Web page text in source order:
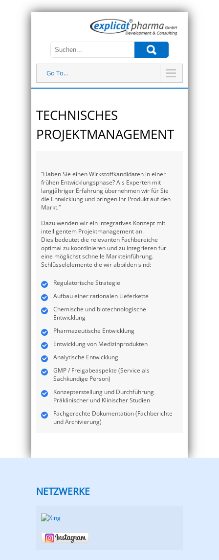
Go To...
TECHNISCHES
PROJEKTMANAGEMENT
“Haben Sie einen Wirkstoffkandidaten in einer
frühen Entwicklungsphase? Als Experten mit
langjähriger Erfahrung übernehmen wir für Sie
die Entwicklung und bringen Ihr Produkt auf den
Markt.”
Dazu wenden wir ein integratives Konzept mit
intelligentem Projektmanagement an.
Dies bedeutet die relevanten Fachbereiche
optimal zu koordinieren und zu integrieren für
eine möglichst schnelle Markteinführung.
Schlüsselelemente die wir abbilden sind:
Regulatorische Strategie
Aufbau einer rationalen Lieferkette
Chemische und biotechnologische
Entwicklung
Pharmazeutische Entwicklung
Entwicklung von Medizinprodukten
Analytische Entwicklung
GMP / Freigabeaspekte (Service als
Sachkundige Person)
Konzepterstellung und Durchführung
Präklinischer und Klinischer Studien
Fachgerechte Dokumentation (Fachberichte
und Archivierung)
NETZWERKE